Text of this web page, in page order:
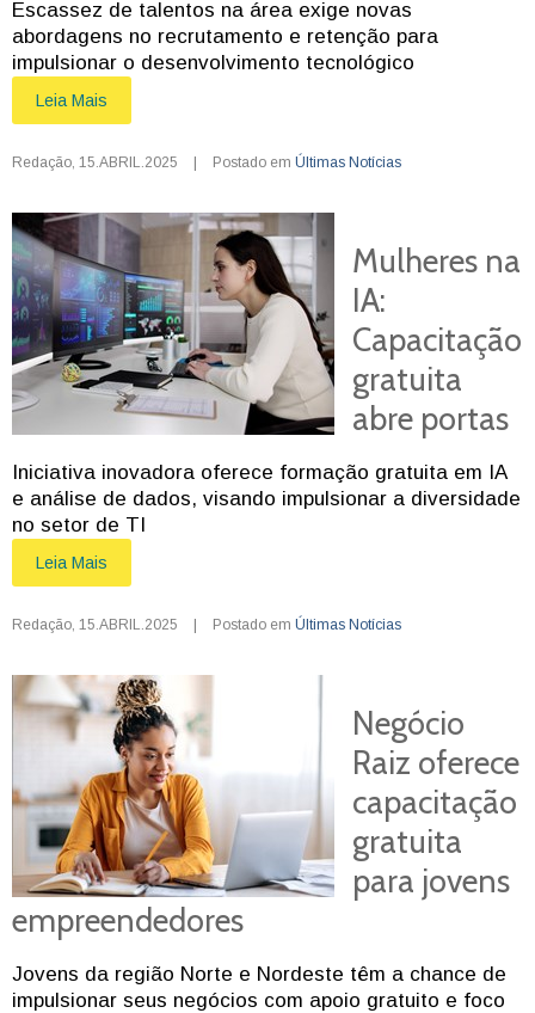
Escassez de talentos na área exige novas
abordagens no recrutamento e retenção para
impulsionar o desenvolvimento tecnológico
Leia Mais
Redação 15.ABRIL.2025 | Postado em Últimas Notícias
Mulheres na
IA:
Capacitação
gratuita
abre portas
Iniciativa inovadora oferece formação gratuita em IA
e análise de dados, visando impulsionar a diversidade
no setor de TI
Leia Mais
Redação 15.ABRIL.2025 | Postado em Últimas Notícias
Negócio
Raiz oferece
capacitação
gratuita
para jovens
empreendedores
Jovens da região Norte e Nordeste têm a chance de
impulsionar seus negócios com apoio gratuito e foco